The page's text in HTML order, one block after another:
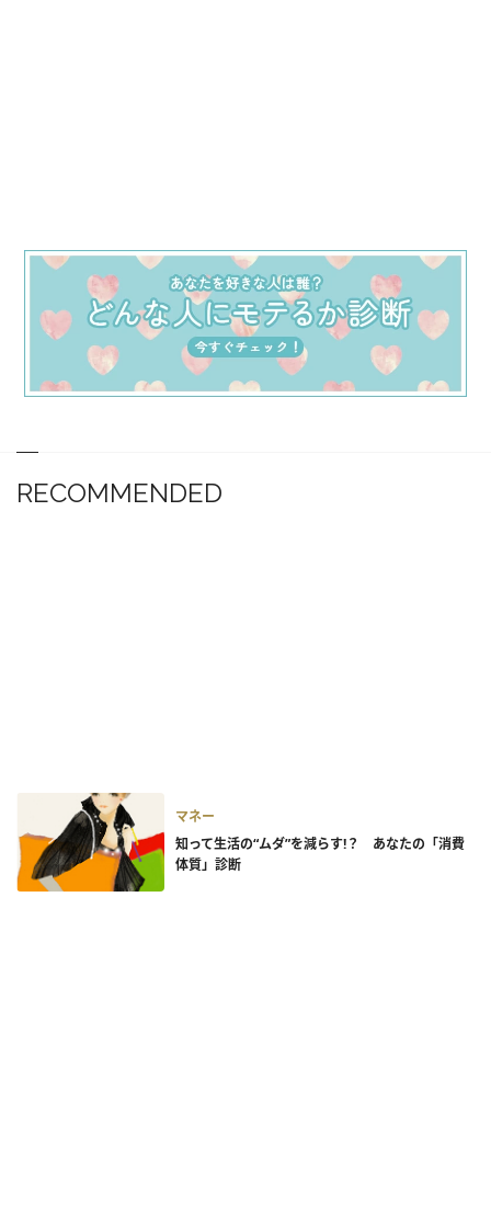
RECOMMENDED
マネー
知って生活の“ムダ”を減らす!？ あなたの「消費
体質」診断